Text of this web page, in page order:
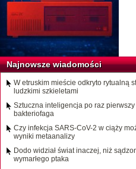
Najnowsze wiadomości
W etruskim mieście odkryto rytualną
ludzkimi szkieletami
Sztuczna inteligencja po raz
bakteriofaga
Czy infekcja SARS-CoV-2 w ciąży
wyniki metaanalizy
Dodo widział świat inaczej, niż
wymarłego ptaka